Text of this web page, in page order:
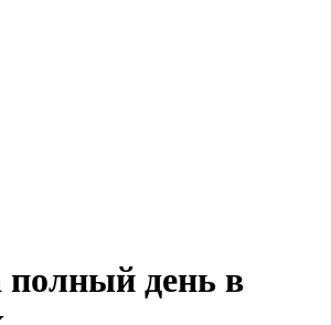
полный день в